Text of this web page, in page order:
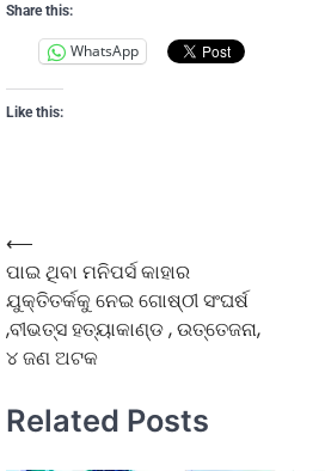
Share this:
WhatsApp
Like this:
⟵
ପାଇ ଥିବା ମନିପର୍ସ କାହାର
ଯୁକ୍ତିତର୍କକୁ ନେଇ ଗୋଷ୍ଠୀ ସଂଘର୍ଷ
,ବୀଭତ୍ସ ହତ୍ୟାକାଣ୍ଡ , ଉତ୍ତେଜନା,
୪ ଜଣ ଅଟକ
Related Posts